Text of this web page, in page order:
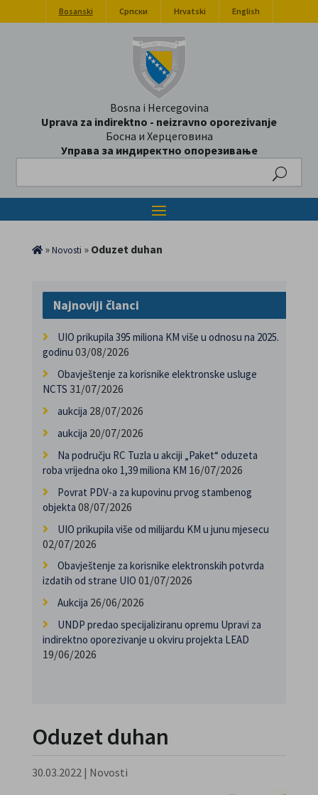
Bosanski Српски Hrvatski English
Bosna i Hercegovina
Uprava za indirektno - neizravno oporezivanje
Босна и Херцеговина
Управа за индиректно опорезивање
»Novosti » Oduzet duhan
Najnoviji članci
UIO prikupila 395 miliona KM više u odnosu na 2025.
godinu 03/08/2026
Obavještenje za korisnike elektronske usluge
NCTS 31/07/2026
aukcija 28/07/2026
aukcija 20/07/2026
Na području RC Tuzla u akciji „Paket“ oduzeta
roba vrijedna oko 1,39 miliona KM 16/07/2026
Povrat PDV-a za kupovinu prvog stambenog
objekta 08/07/2026
UIO prikupila više od milijardu KM u junu mjesecu
02/07/2026
Obavještenje za korisnike elektronskih potvrda
izdatih od strane UIO 01/07/2026
Aukcija 26/06/2026
UNDP predao specijaliziranu opremu Upravi za
indirektno oporezivanje u okviru projekta LEAD
19/06/2026
Oduzet duhan
30.03.2022 | Novosti